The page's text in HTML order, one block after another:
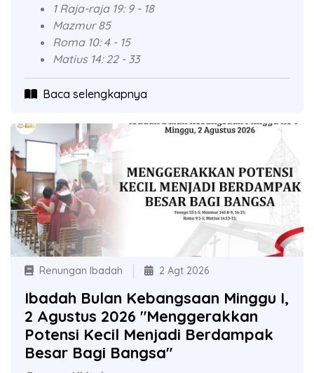
1 Raja-raja 19: 9 - 18
Mazmur 85
Roma 10: 4 - 15
Matius 14: 22 - 33
Baca selengkapnya
Renungan Ibadah 2 Agt 2026
Ibadah Bulan Kebangsaan Minggu I,
2 Agustus 2026 "Menggerakkan
Potensi Kecil Menjadi Berdampak
Besar Bagi Bangsa"